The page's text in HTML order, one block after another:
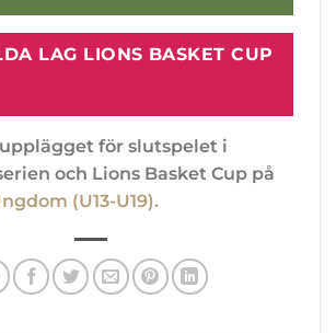
LAG LIONS BASKET CUP
för slutspelet i
och Lions Basket Cup på
(U13-U19).